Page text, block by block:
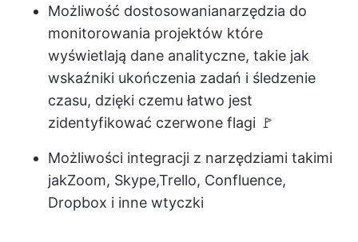
Możliwość dostosowanianarzędzia do
monitorowania projektów które
wyświetlają dane analityczne, takie jak
wskaźniki ukończenia zadań i śledzenie
czasu, dzięki czemu łatwo jest
zidentyfikować czerwone flagi 🚩
Możliwości integracji z narzędziami takimi
jakZoom, Skype,Trello, Confluence,
Dropbox i inne wtyczki